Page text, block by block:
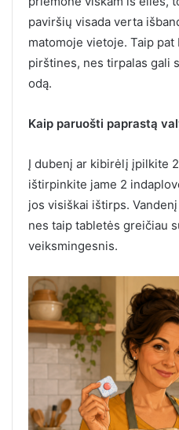
paviršių visada verta
matomoje vietoje. Taip
pirštines, nes tirpalas gali
odą.
Kaip paruošti paprastą
Į dubenį ar kibirėlį įpilkite
ištirpinkite jame 2
jos visiškai ištirps.
nes taip tabletės greičiau
veiksmingesnis.